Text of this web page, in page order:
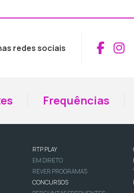
redes sociais
Frequências
RTP PLAY
EM DIRETO
REVER PROGRAMAS
CONCURSOS